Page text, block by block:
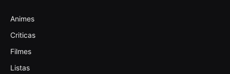
Animes
Criticas
Filmes
Listas